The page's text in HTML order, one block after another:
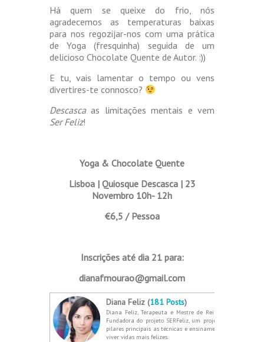
Há quem se queixe do frio, nós
agradecemos as temperaturas baixas
para nos regozijar-nos com uma prática
de Yoga (fresquinha) seguida de um
delicioso Chocolate Quente de Autor. :))
E tu, vais lamentar o tempo ou vens
divertires-te connosco?
Descascaas limitações mentais e vem
Ser Feliz!
Yoga & Chocolate Quente
Lisboa | Quiosque Descasca | 23
Novembro 10h- 12h
€6,5 / Pessoa
Inscrições até dia 21 para:
dianafmourao@gmail.com
Diana Feliz (181 Posts)
Diana Feliz, Terapeuta e Mestre de Reiki e Karuna.
Fundadora do projeto SERFeliz, um projeto que nasce
pilares principais as técnicas e ensinamentos de dois
viver vidas mais felizes.